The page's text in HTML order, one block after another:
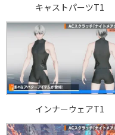
キャストパーツT1
インナーウェアT1